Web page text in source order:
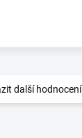
další hodnocení